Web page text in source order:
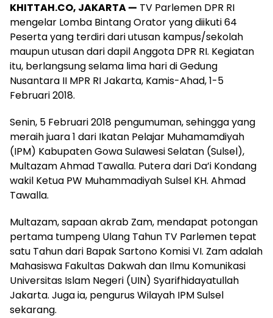
KHITTAH.CO, JAKARTA — TV Parlemen DPR RI
mengelar Lomba Bintang Orator yang diikuti 64
Peserta yang terdiri dari utusan kampus/sekolah
maupun utusan dari dapil Anggota DPR RI. Kegiatan
itu, berlangsung selama lima hari di Gedung
Nusantara II MPR RI Jakarta, Kamis-Ahad, 1-5
Februari 2018.
Senin, 5 Februari 2018 pengumuman, sehingga yang
meraih juara 1 dari Ikatan Pelajar Muhamamdiyah
(IPM) Kabupaten Gowa Sulawesi Selatan (Sulsel),
Multazam Ahmad Tawalla. Putera dari Da’i Kondang
wakil Ketua PW Muhammadiyah Sulsel KH. Ahmad
Tawalla.
Multazam, sapaan akrab Zam, mendapat potongan
pertama tumpeng Ulang Tahun TV Parlemen tepat
satu Tahun dari Bapak Sartono Komisi VI. Zam adalah
Mahasiswa Fakultas Dakwah dan Ilmu Komunikasi
Universitas Islam Negeri (UIN) Syarifhidayatullah
Jakarta. Juga ia, pengurus Wilayah IPM Sulsel
sekarang.